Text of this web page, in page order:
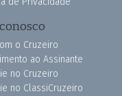
o Cruzeiro
ao Assinante
no Cruzeiro
no ClassiCruzeiro